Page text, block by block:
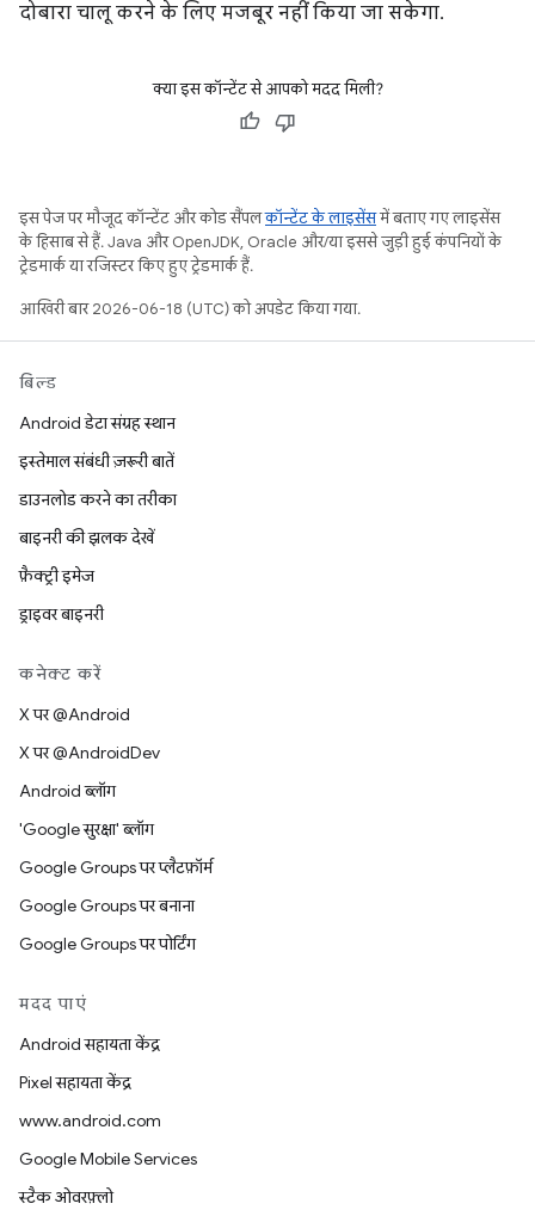
दोबारा चालू करने के लिए मजबूर नहीं किया जा सकेगा.
क्या इस कॉन्टेंट से आपको मदद मिली?
इस पेज पर मौजूद कॉन्टेंट और कोड सैंपलकॉन्टेंट के लाइसेंसमें बताए गए लाइसेंस
के हिसाब से हैं. Java और OpenJDK, Oracle और/या इससे जुड़ी हुई कंपनियों के
ट्रेडमार्क या रजिस्टर किए हुए ट्रेडमार्क हैं.
आखिरी बार 2026-06-18 (UTC) को अपडेट किया गया.
बिल्ड
Android डेटा संग्रह स्थान
इस्तेमाल संबंधी ज़रूरी बातें
डाउनलोड करने का तरीका
बाइनरी की झलक देखें
फ़ैक्ट्री इमेज
ड्राइवर बाइनरी
कनेक्ट करें
X पर @Android
X पर @AndroidDev
Android ब्लॉग
'Google सुरक्षा' ब्लॉग
Google Groups पर प्लैटफ़ॉर्म
Google Groups पर बनाना
Google Groups पर पोर्टिंग
मदद पाएं
Android सहायता केंद्र
Pixel सहायता केंद्र
www.android.com
Google Mobile Services
स्टैक ओवरफ़्लो